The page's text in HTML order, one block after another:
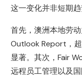
这一变化并非短期
首先，澳洲本地劳
Outlook Report，
显著。其次，Fair
远程员工管理以及